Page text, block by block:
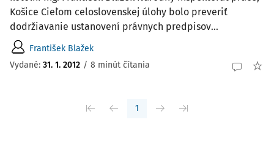
Košice Cieľom celoslovenskej úlohy bolo preveriť
dodržiavanie ustanovení právnych predpisov...
František Blažek
Vydané: 31. 1. 2012 / 8 minút čítania
1